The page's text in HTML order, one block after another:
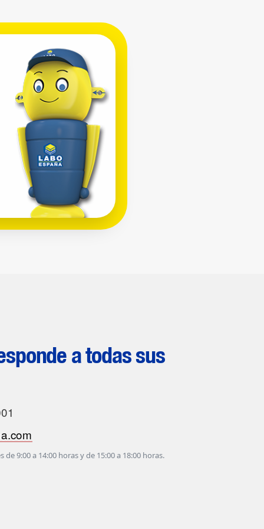
a todas sus
9:00 a 14:00 horas y de 15:00 a 18:00 horas.